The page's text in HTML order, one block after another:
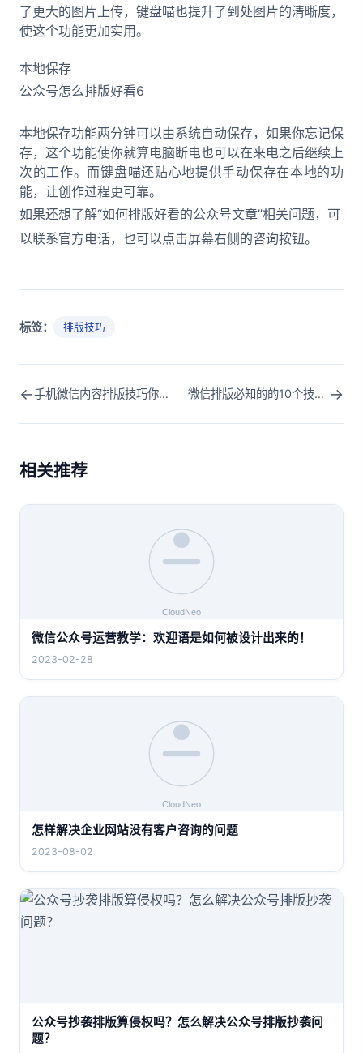
了更大的图片上传，键盘喵也提升了到处图片的清晰度，
使这个功能更加实用。
本地保存
公众号怎么排版好看6
本地保存功能两分钟可以由系统自动保存，如果你忘记保
存，这个功能使你就算电脑断电也可以在来电之后继续上
次的工作。而键盘喵还贴心地提供手动保存在本地的功
能，让创作过程更可靠。
如果还想了解“如何排版好看的公众号文章”相关问题，可
以联系官方电话，也可以点击屏幕右侧的咨询按钮。
标签： 排版技巧
← 手机微信内容排版技巧你是否知道？ 微信排版必知的的10个技巧(微信排版要注意什么) →
相关推荐
微信公众号运营教学：欢迎语是如何被设计出来的！
2023-02-28
怎样解决企业网站没有客户咨询的问题
2023-08-02
公众号抄袭排版算侵权吗？怎么解决公众号排版抄袭问
题？